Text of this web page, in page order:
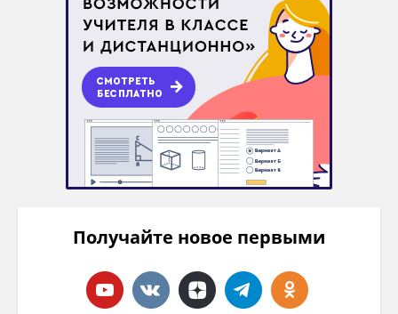
Получайте новое первыми